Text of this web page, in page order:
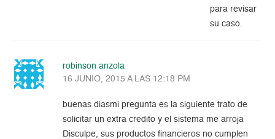
para revisar
su caso.
robinson anzola
16 JUNIO, 2015 A LAS 12:18 PM
buenas diasmi pregunta es la siguiente trato de
solicitar un extra credito y el sistema me arroja
Disculpe, sus productos financieros no cumplen